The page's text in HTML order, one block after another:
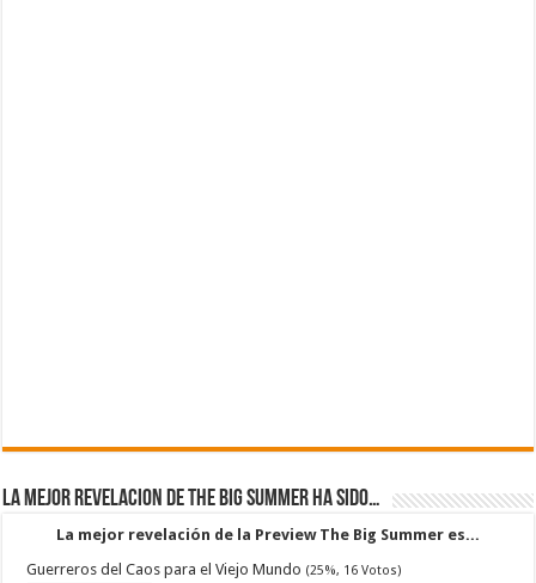
La mejor revelacion de The Big Summer ha sido…
La mejor revelación de la Preview The Big Summer es...
Guerreros del Caos para el Viejo Mundo (25%, 16 Votos)